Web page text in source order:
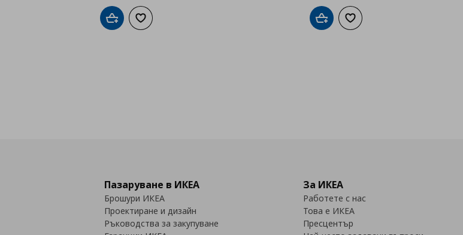
Добави в кошницата
Добави към списъка с любими Добави в кошницата
Добави към списъка с
Пазаруване в ИКЕА
Брошури ИКЕА
Проектиране и дизайн
Ръководства за закупуване
За ИКЕА
Работете с нас
Това е ИКЕА
Пресцентър